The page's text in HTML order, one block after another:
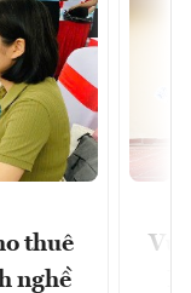
thuê
nghề